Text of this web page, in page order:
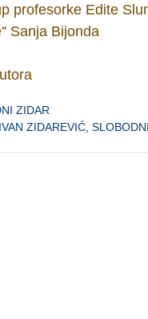
profesorke Edite
Sanja Bijonda
ZIDAR
IVAN ZIDAREVIĆ